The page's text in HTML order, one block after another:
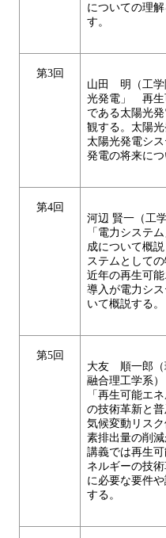
についての理
す。
第3回
山田 明（工学
光発電」 再生
である太陽光
観する。太陽光
太陽光発電シ
発電の将来につ
第4回
河辺 賢一（工
「電力システ
成について概
ステムとして
近年の再生可
導入が電力シ
いて概説する。
第5回
大友 順一郎（
融合理工学系）
「再生可能エ
の技術革新と普
気候変動リス
素排出量の削
講義では再生
ネルギーの技
に必要な要件
する。